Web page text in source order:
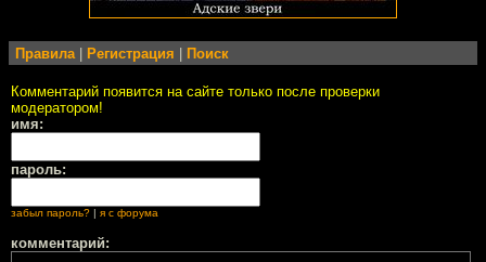
Правила Регистрация Поиск
Комментарий появится на сайте только после проверки
модератором!
имя:
пароль:
забыл пароль? | я с форума
комментарий: